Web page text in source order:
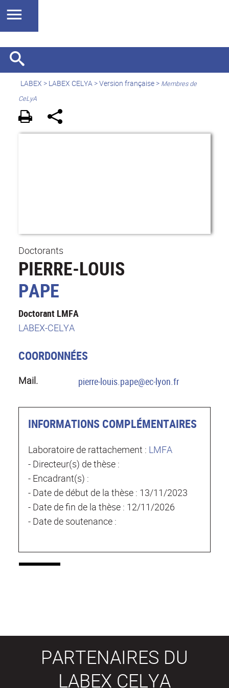
LABEX > LABEX CELYA>Version française> Membres de
CeLyA
Doctorants
PIERRE-LOUIS
PAPE
Doctorant LMFA
LABEX-CELYA
COORDONNÉES
Mail. pierre-louis.pape@ec-lyon.fr
INFORMATIONS COMPLÉMENTAIRES
Laboratoire de rattachement : LMFA
- Directeur(s) de thèse :
- Encadrant(s) :
- Date de début de la thèse : 13/11/2023
- Date de fin de la thèse : 12/11/2026
- Date de soutenance :
PARTENAIRES DU
LABEX CELYA